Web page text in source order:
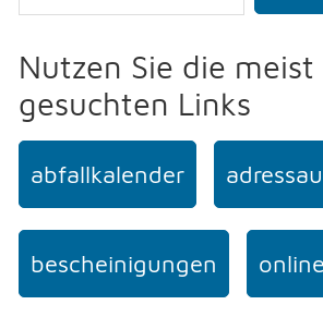
Nutzen Sie die meist
gesuchten Links
abfallkalender
bescheinigungen